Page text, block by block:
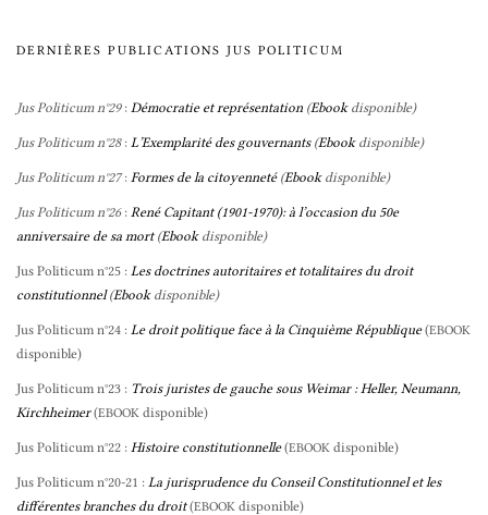
DERNIÈRES PUBLICATIONS JUS POLITICUM
Jus Politicum n°29: Démocratie et représentation (Ebookdisponible)
Jus Politicum n°28: L’Exemplarité des gouvernants(Ebookdisponible)
Jus Politicum n°27: Formes de la citoyenneté(Ebookdisponible)
Jus Politicum n°26: René Capitant (1901-1970): à l’occasion du 50e
anniversaire de sa mort(Ebookdisponible)
Jus Politicum n°25 : Les doctrines autoritaires et totalitaires du droit
constitutionnel(Ebookdisponible)
Jus Politicum n°24 : Le droit politique face à la Cinquième République (EBOOK
disponible)
Jus Politicum n°23 : Trois juristes de gauche sous Weimar : Heller, Neumann,
Kirchheimer (EBOOK disponible)
Jus Politicum n°22 : Histoire constitutionnelle (EBOOK disponible)
Jus Politicum n°20-21 : La jurisprudence du Conseil Constitutionnel et les
différentes branches du droit (EBOOK disponible)